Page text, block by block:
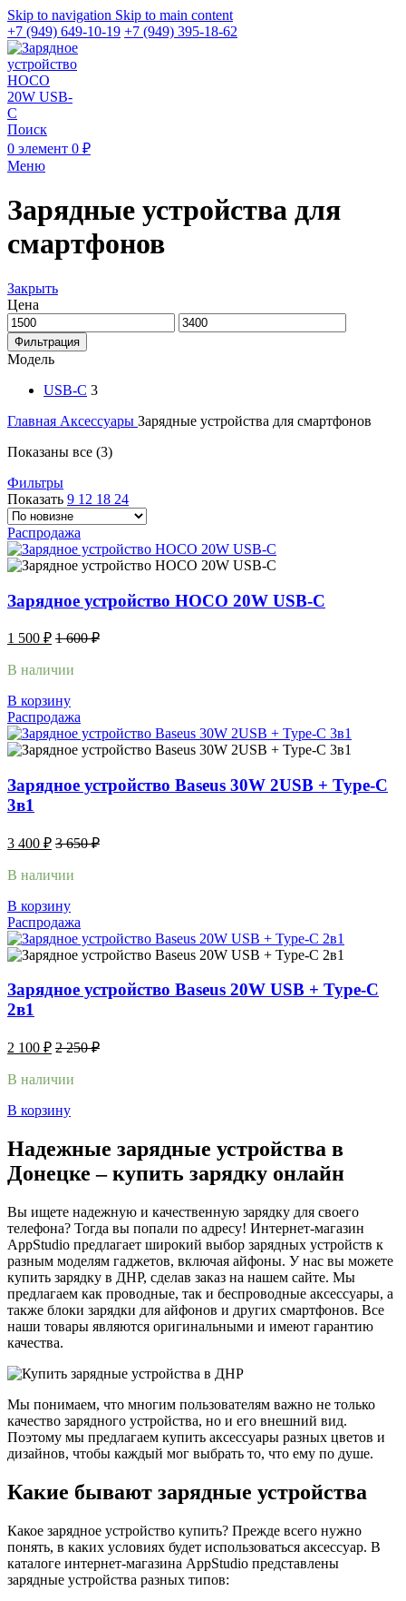
Skip to navigation Skip to main content
+7 (949) 649-10-19 +7 (949) 395-18-62
Поиск
0 элемент 0 ₽
Меню
Зарядные устройства для
смартфонов
Закрыть
Цена
Минимальная
цена
Максимальная
цена
Фильтрация
Модель
USB-C 3
Главная Аксессуары Зарядные устройства для смартфонов
Показаны все (3)Сортировка:
Фильтры
Показать 9 12 18 24
Распродажа
Зарядное устройство HOCO 20W USB-C
1 500 ₽ 1 600₽
В наличии
В корзину
Распродажа
Зарядное устройство Baseus 30W 2USB + Type-C
3в1
3 400 ₽ 3 650₽
В наличии
В корзину
Распродажа
Зарядное устройство Baseus 20W USB + Type-C
2в1
2 100 ₽ 2 250₽
В наличии
В корзину
Надежные зарядные устройства в
Донецке – купить зарядку онлайн
Вы ищете надежную и качественную зарядку для своего
телефона? Тогда вы попали по адресу! Интернет-магазин
AppStudio предлагает широкий выбор зарядных устройств к
разным моделям гаджетов, включая айфоны. У нас вы можете
купить зарядку в ДНР, сделав заказ на нашем сайте. Мы
предлагаем как проводные, так и беспроводные аксессуары, а
также блоки зарядки для айфонов и других смартфонов. Все
наши товары являются оригинальными и имеют гарантию
качества.
Мы понимаем, что многим пользователям важно не только
качество зарядного устройства, но и его внешний вид.
Поэтому мы предлагаем купить аксессуары разных цветов и
дизайнов, чтобы каждый мог выбрать то, что ему по душе.
Какие бывают зарядные устройства
Какое зарядное устройство купить? Прежде всего нужно
понять, в каких условиях будет использоваться аксессуар. В
каталоге интернет-магазина AppStudio представлены
зарядные устройства разных типов: